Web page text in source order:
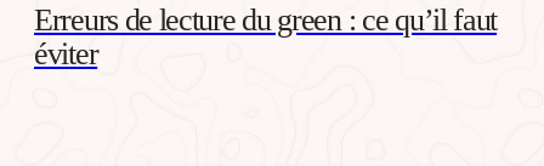
Erreurs de lecture du green : ce qu’il faut
éviter